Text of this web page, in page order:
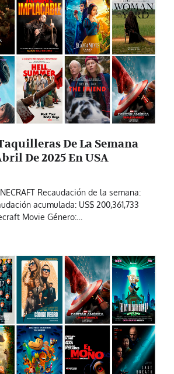
De La Semana
De 2025 En USA
Recaudación de la semana:
acumulada: US$ 200,361,733
Movie Género:…